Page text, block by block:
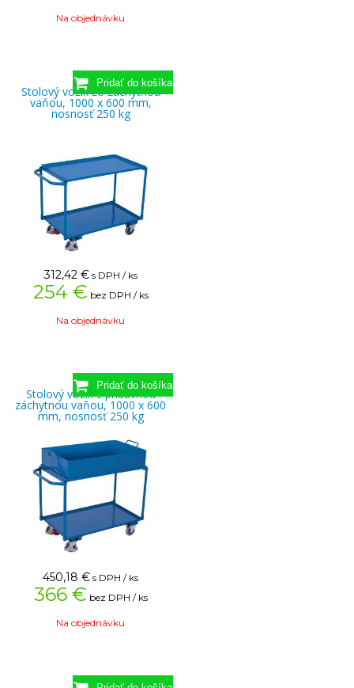
Na objednávku
Stolový vozík zo záchytnou
vaňou, 1000 x 600 mm,
nosnosť 250 kg
312,42 € s DPH / ks
254 € bez DPH / ks
Na objednávku
Stolový vozík s prídavnou
záchytnou vaňou, 1000 x 600
mm, nosnosť 250 kg
450,18 € s DPH / ks
366 € bez DPH / ks
Na objednávku